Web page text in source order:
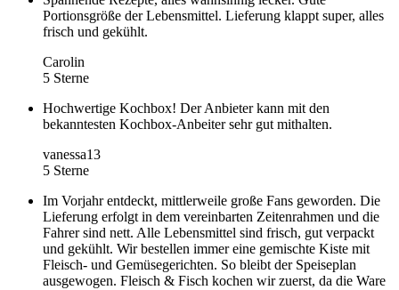
Portionsgröße der Lebensmittel. Lieferung klappt super, alles
frisch und gekühlt.
Carolin
5 Sterne
Hochwertige Kochbox! Der Anbieter kann mit den
bekanntesten Kochbox-Anbeiter sehr gut mithalten.
vanessa13
5 Sterne
Im Vorjahr entdeckt, mittlerweile große Fans geworden. Die
Lieferung erfolgt in dem vereinbarten Zeitenrahmen und die
Fahrer sind nett. Alle Lebensmittel sind frisch, gut verpackt
und gekühlt. Wir bestellen immer eine gemischte Kiste mit
Fleisch- und Gemüsegerichten. So bleibt der Speiseplan
ausgewogen. Fleisch & Fisch kochen wir zuerst, da die Ware